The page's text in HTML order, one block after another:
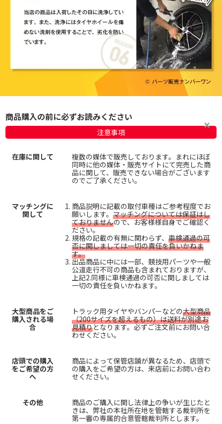
商品購入の前に必ずお読みください
注意事項
在庫に関して
複数の媒体で販売しております。まれにほぼ
同時に他の媒体・販売サイトにて完売した商
品に関して、販売できない場合がございます
のでご了承ください。
マッチングに
関して
商品説明に記載の取付車種はご参考程度でお
願いします。 マッチングについては保証はし
ておりませんので、お客様様自身でご確認く
ださい。
規格の記載の有無に関わらず、 車検通過の可
否に関しましては一切の責任を負いかねま
す。
出品商品に中には一部、競技用パーツや一般
公道走行不可の商品も含まれておりますが、
上記2.同様に車検通過の可否に関しましては
一切の責任を負いかねます。
大型商品をご
購入される場
合
トラック用タイヤやバンパーなどの大型商品
（200サイズを超えるもの）は送料が別途お
見積りとなります。必ずご注文前にお問い合
わせください。
店頭での購入
をご希望の方
へ
商品によって保管店舗が異なるため、店頭で
の購入をご希望の方は、来店前にお問い合わ
せください。
その他
商品のご購入に関し法律上の争いが生じたと
きは、弊社の本社所在地を管轄する裁判所を
第一審の専属的合意管轄裁判所とします。